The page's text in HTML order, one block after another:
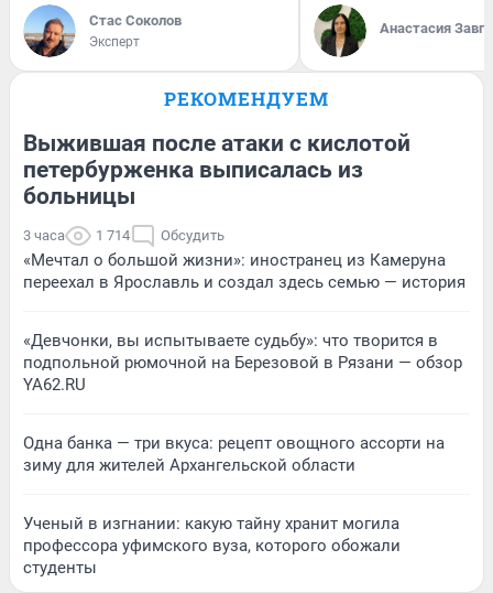
Стас Соколов
Эксперт
Анастасия
РЕКОМЕНДУЕМ
Выжившая после атаки с кислотой
петербурженка выписалась из
больницы
3 часа 1 714 Обсудить
«Мечтал о большой жизни»: иностранец из Камеруна
переехал в Ярославль и создал здесь семью — история
«Девчонки, вы испытываете судьбу»: что творится в
подпольной рюмочной на Березовой в Рязани — обзор
YA62.RU
Одна банка — три вкуса: рецепт овощного ассорти на
зиму для жителей Архангельской области
Ученый в изгнании: какую тайну хранит могила
профессора уфимского вуза, которого обожали
студенты